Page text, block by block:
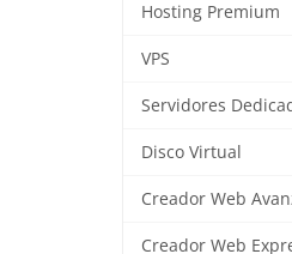
Hosting Premium
VPS
Servidores
Disco Virtual
Creador Web
Creador Web